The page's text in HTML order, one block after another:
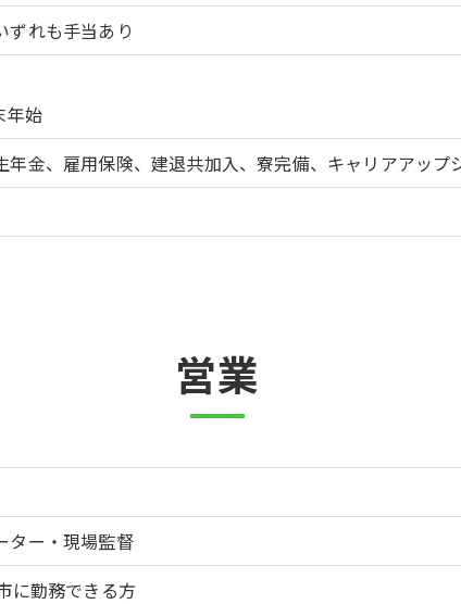
ずれも手当あり
年始
年金、雇用保険、建退共加入、寮完備、キャリアアップ
営業
ター・現場監督
に勤務できる方